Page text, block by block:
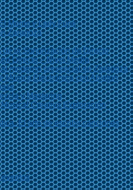
Momo y Lady Funk
Zaragoza
de la Sonorización de Directo
Directo – Nivel Medio
moderno presencial en Zaragoza
Música Electrónica con Ableton
y Mastering
Creativa Exploración
El arte de escribir canciones